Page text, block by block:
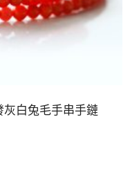
灰白兔毛手串手鏈